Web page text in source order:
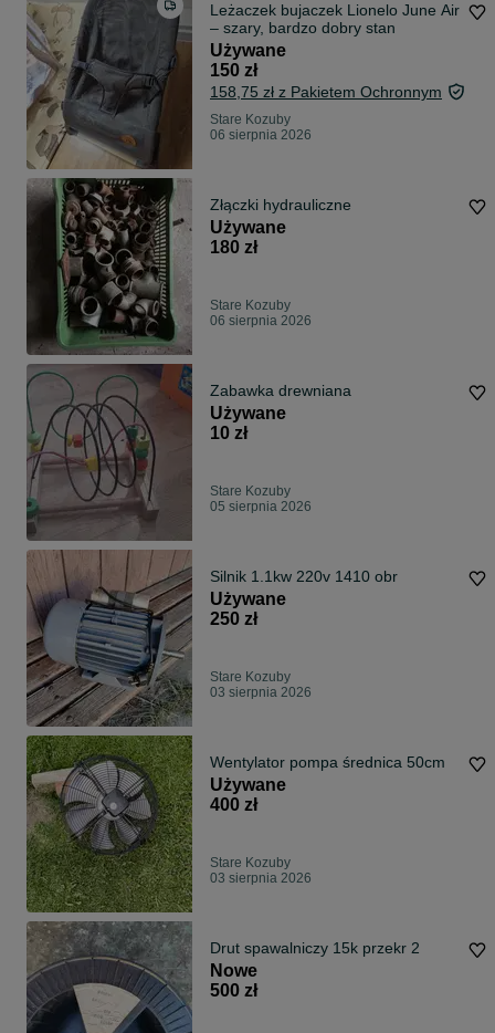
Leżaczek bujaczek Lionelo June Air
– szary, bardzo dobry stan
Używane
150 zł
158,75 zł z Pakietem Ochronnym
Stare Kozuby
06 sierpnia 2026
Złączki hydrauliczne
Używane
180 zł
Stare Kozuby
06 sierpnia 2026
Zabawka drewniana
Używane
10 zł
Stare Kozuby
05 sierpnia 2026
Silnik 1.1kw 220v 1410 obr
Używane
250 zł
Stare Kozuby
03 sierpnia 2026
Wentylator pompa średnica 50cm
Używane
400 zł
Stare Kozuby
03 sierpnia 2026
Drut spawalniczy 15k przekr 2
Nowe
500 zł